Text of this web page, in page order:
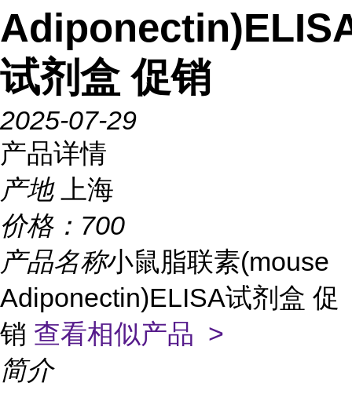
试剂盒 促销
2025-07-29
产品详情
产地
上海
价格： 700
产品名称小鼠脂联素(mouse
Adiponectin)ELISA试剂盒 促
销 查看相似产品 >
简介